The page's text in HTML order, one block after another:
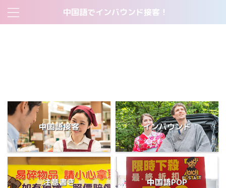
中国語でインバウンド接客！
中国語接客 インバウンド
注意書き 中国語POP